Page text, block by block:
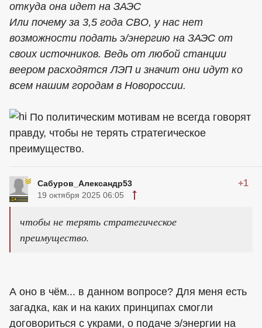
откуда она идет на ЗАЭС
Или почему за 3,5 года СВО, у нас нет
возможности подать э/энергию на ЗАЭС от
своих источников. Ведь от любой станции
веером расходятся ЛЭП и значит они идут ко
всем нашим городам в Новороссии.
По политическим мотивам не всегда говорят
правду, чтобы не терять стратегическое
преимущество.
Сабуров_Александр53 +1
19 октября 2025 06:05
чтобы не терять стратегическое
преимущество.
А оно в чём... в данном вопросе? Для меня есть
загадка, как и на каких принципах смогли
договориться с украми, о подаче э/энергии на